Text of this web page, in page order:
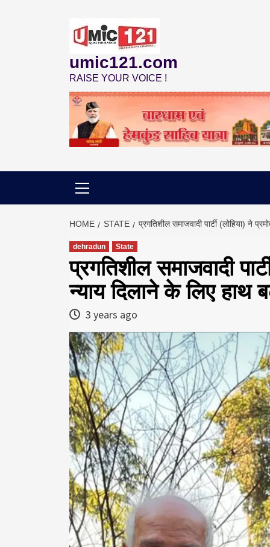
umic121.com
RAISE YOUR VOICE !
HOME STATE प्रगतिशील समाजवादी पार्टी (लोहिया) ने
dehradun State
प्रगतिशील समाजवादी
न्याय दिलाने के लिए हाथ
3 years ago